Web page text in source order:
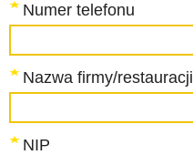
Numer telefonu
Nazwa firmy/restauracji
NIP